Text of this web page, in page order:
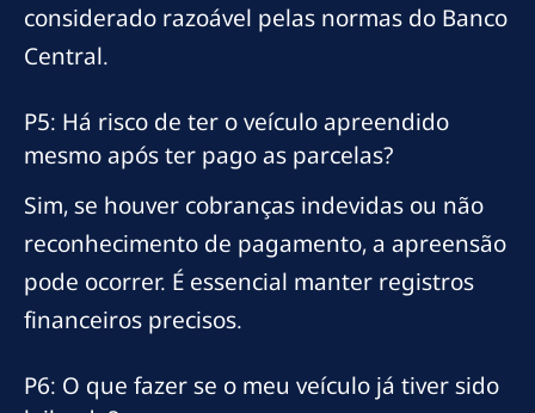
considerado razoável pelas normas do Banco
Central.
P5: Há risco de ter o veículo apreendido
mesmo após ter pago as parcelas?
Sim, se houver cobranças indevidas ou não
reconhecimento de pagamento, a apreensão
pode ocorrer. É essencial manter registros
financeiros precisos.
P6: O que fazer se o meu veículo já tiver sido